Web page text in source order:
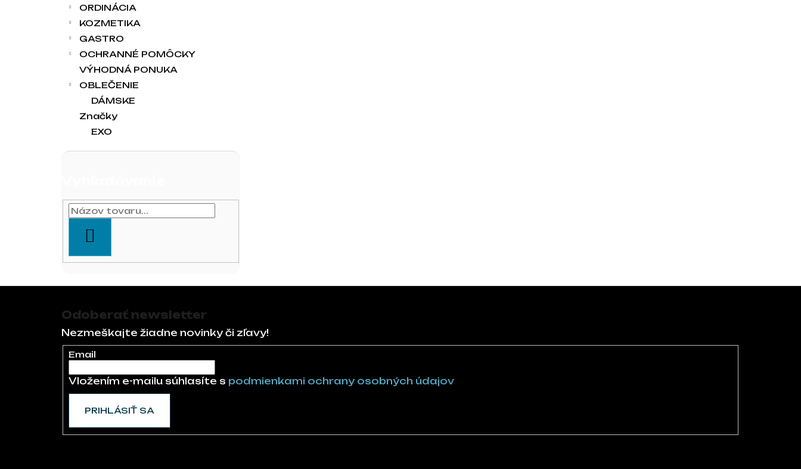
ORDINÁCIA
KOZMETIKA
GASTRO
OCHRANNÉ POMÔCKY
VÝHODNÁ PONUKA
OBLEČENIE
DÁMSKE
Značky
EXO
Odoberať newsletter
Nezmeškajte žiadne novinky či zľavy!
Email
Vložením e-mailu súhlasíte s podmienkami ochrany osobných údajov
PRIHLÁSIŤ SA